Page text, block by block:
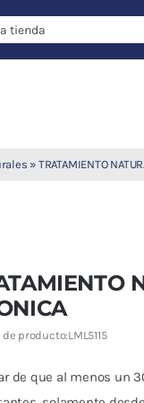
» TRATAMIENTO
de producto:LML5115
de que al menos un